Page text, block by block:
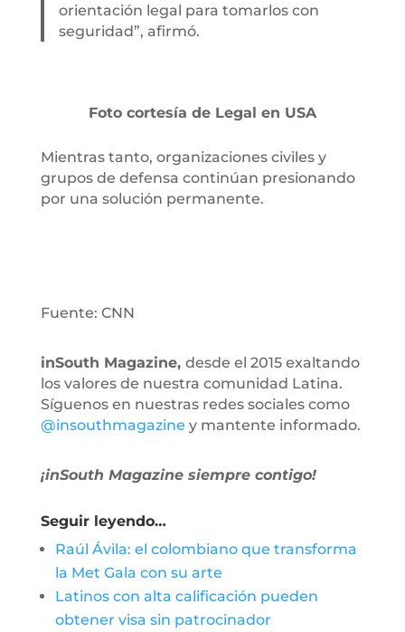
orientación legal para tomarlos con
seguridad”, afirmó.
Foto cortesía de Legal en USA
Mientras tanto, organizaciones civiles y
grupos de defensa continúan presionando
por una solución permanente.
Fuente: CNN
inSouth Magazine, desde el 2015 exaltando
los valores de nuestra comunidad Latina.
Síguenos en nuestras redes sociales como
@insouthmagazine y mantente informado.
¡inSouth Magazine siempre contigo!
Seguir leyendo…
Raúl Ávila: el colombiano que transforma
la Met Gala con su arte
Latinos con alta calificación pueden
obtener visa sin patrocinador